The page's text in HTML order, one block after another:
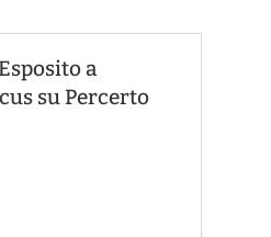
a
su Percerto